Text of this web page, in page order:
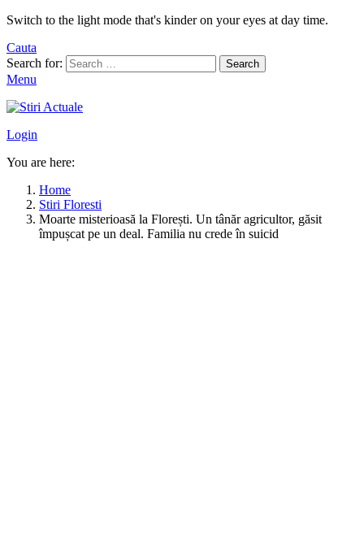
Switch to the light mode that's kinder on your eyes at day time.
Cauta
Search for:
Search
Menu
Login
You are here:
Home
Stiri Floresti
Moarte misterioasă la Florești. Un tânăr agricultor, găsit
împușcat pe un deal. Familia nu crede în suicid